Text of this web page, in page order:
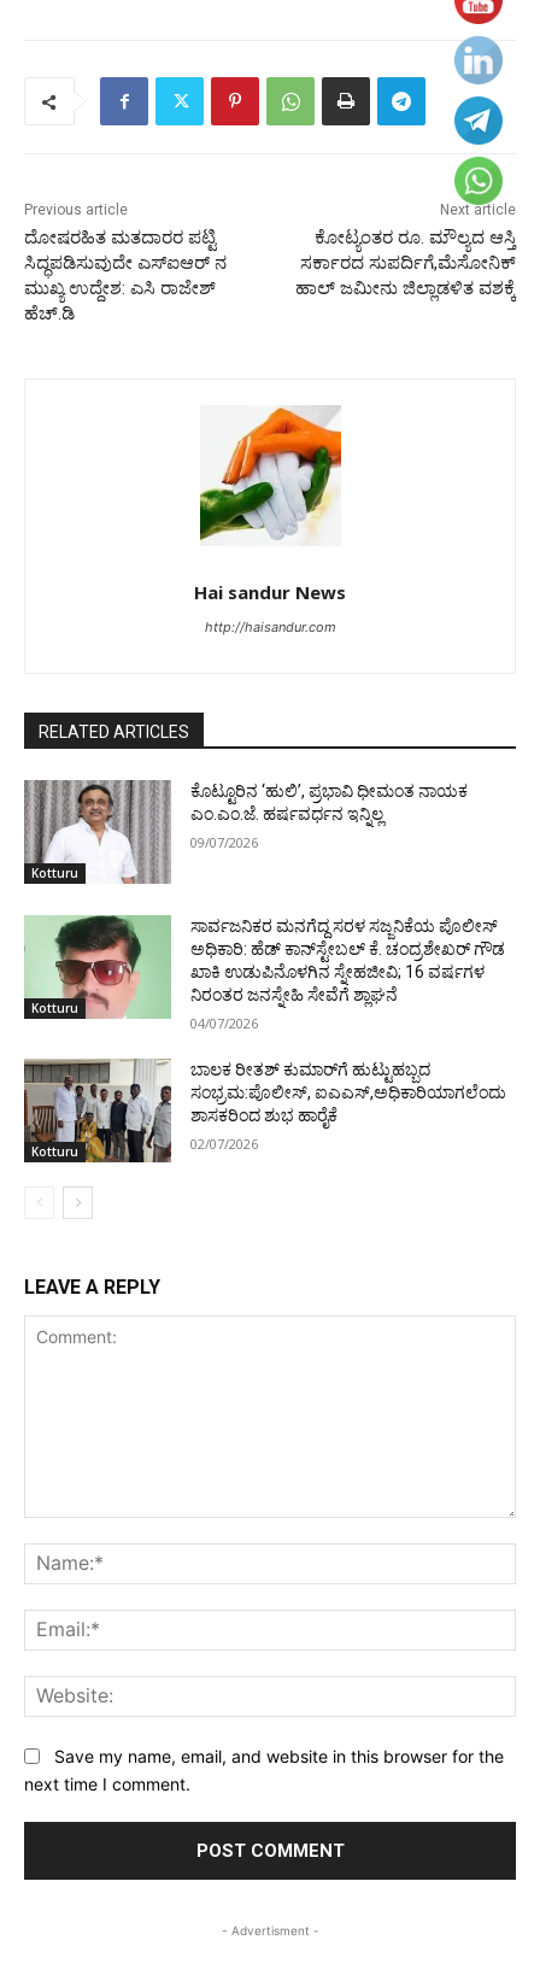
Previous article
ದೋಷರಹಿತ ಮತದಾರರ ಪಟ್ಟಿ
ಸಿದ್ಧಪಡಿಸುವುದೇ ಎಸ್‌ಐಆರ್ ನ
ಮುಖ್ಯ ಉದ್ದೇಶ: ಎಸಿ ರಾಜೇಶ್
ಹೆಚ್.ಡಿ
Next article
ಕೋಟ್ಯಂತರ ರೂ. ಮೌಲ್ಯದ ಆಸ್ತಿ
ಸರ್ಕಾರದ ಸುಪರ್ದಿಗೆ,ಮೆಸೋನಿಕ್
ಹಾಲ್ ಜಮೀನು ಜಿಲ್ಲಾಡಳಿತ ವಶಕ್ಕೆ
Hai sandur News
http://haisandur.com
RELATED ARTICLES
Kotturu
ಕೊಟ್ಟೂರಿನ ‘ಹುಲಿ’, ಪ್ರಭಾವಿ ಧೀಮಂತ ನಾಯಕ
ಎಂ.ಎಂ.ಜೆ. ಹರ್ಷವರ್ಧನ ಇನ್ನಿಲ್ಲ
09/07/2026
Kotturu
ಸಾರ್ವಜನಿಕರ ಮನಗೆದ್ದ ಸರಳ ಸಜ್ಜನಿಕೆಯ ಪೊಲೀಸ್
ಅಧಿಕಾರಿ: ಹೆಡ್ ಕಾನ್‌ಸ್ಟೇಬಲ್ ಕೆ. ಚಂದ್ರಶೇಖರ್ ಗೌಡ​
ಖಾಕಿ ಉಡುಪಿನೊಳಗಿನ ಸ್ನೇಹಜೀವಿ; 16 ವರ್ಷಗಳ
ನಿರಂತರ ಜನಸ್ನೇಹಿ ಸೇವೆಗೆ ಶ್ಲಾಘನೆ
04/07/2026
Kotturu
ಬಾಲಕ ರೀತಶ್ ಕುಮಾರ್‌ಗೆ ಹುಟ್ಟುಹಬ್ಬದ
ಸಂಭ್ರಮ:ಪೊಲೀಸ್, ಐಎಎಸ್,ಅಧಿಕಾರಿಯಾಗಲೆಂದು
ಶಾಸಕರಿಂದ ಶುಭ ಹಾರೈಕೆ
02/07/2026
LEAVE A REPLY
Save my name, email, and website in this browser for the
next time I comment.
- Advertisment -